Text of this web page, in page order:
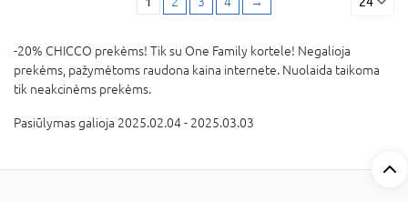
-20% CHICCO prekėms! Tik su One Family kortele! Negalioja
prekėms, pažymėtoms raudona kaina internete. Nuolaida taikoma
tik neakcinėms prekėms.
Pasiūlymas galioja 2025.02.04 - 2025.03.03